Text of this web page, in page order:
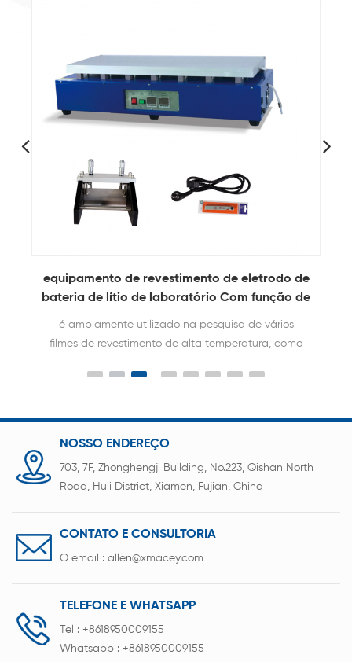
equipamento de revestimento de eletrodo de
bateria de lítio de laboratório Com função de
é amplamente utilizado na pesquisa de vários
filmes de revestimento de alta temperatura, como
material de bateria e especial nano filmes; pode
tecnologia para a formação de filmes sob
condições de alta temperatura no futuro.
NOSSO ENDEREÇO
703, 7F, Zhonghengji Building, No.223, Qishan North
Road, Huli District, Xiamen, Fujian, China
CONTATO E CONSULTORIA
O email : allen@xmacey.com
TELEFONE E WHATSAPP
Tel : +8618950009155
Whatsapp : +8618950009155